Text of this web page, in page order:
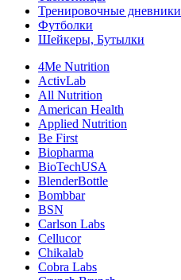
Тренировочные дневники
Футболки
Шейкеры, Бутылки
4Me Nutrition
ActivLab
All Nutrition
American Health
Applied Nutrition
Be First
Biopharma
BioTechUSA
BlenderBottle
Bombbar
BSN
Carlson Labs
Cellucor
Chikalab
Cobra Labs